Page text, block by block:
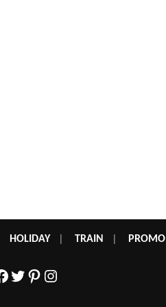
HOLIDAY| TRAIN PROMO
Twitter
Pinterest
Instagram